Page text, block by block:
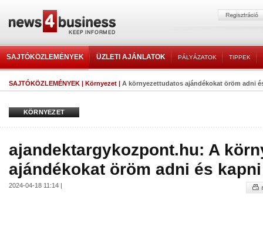
SAJTÓKÖZLEMÉNYEK ÜZLETI AJÁNLATOK PÁLYÁZATOK TIPPEK
SAJTÓKÖZLEMÉNYEK | Környezet | A környezettudatos ajándékokat öröm adni
KÖRNYEZET
ajandektargykozpont.hu: A
ajándékokat öröm adni és
2024-04-18 11:14 |